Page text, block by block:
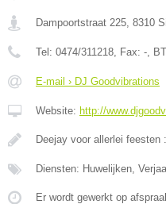
Dampoortstraat 225 8310
Tel: 0474/311218 , Fax: - ,
E-mail › DJ Goodvibrations
Website: http://
Deejay voor allerlei
Diensten: Huwelijken,
Er wordt gewerkt op